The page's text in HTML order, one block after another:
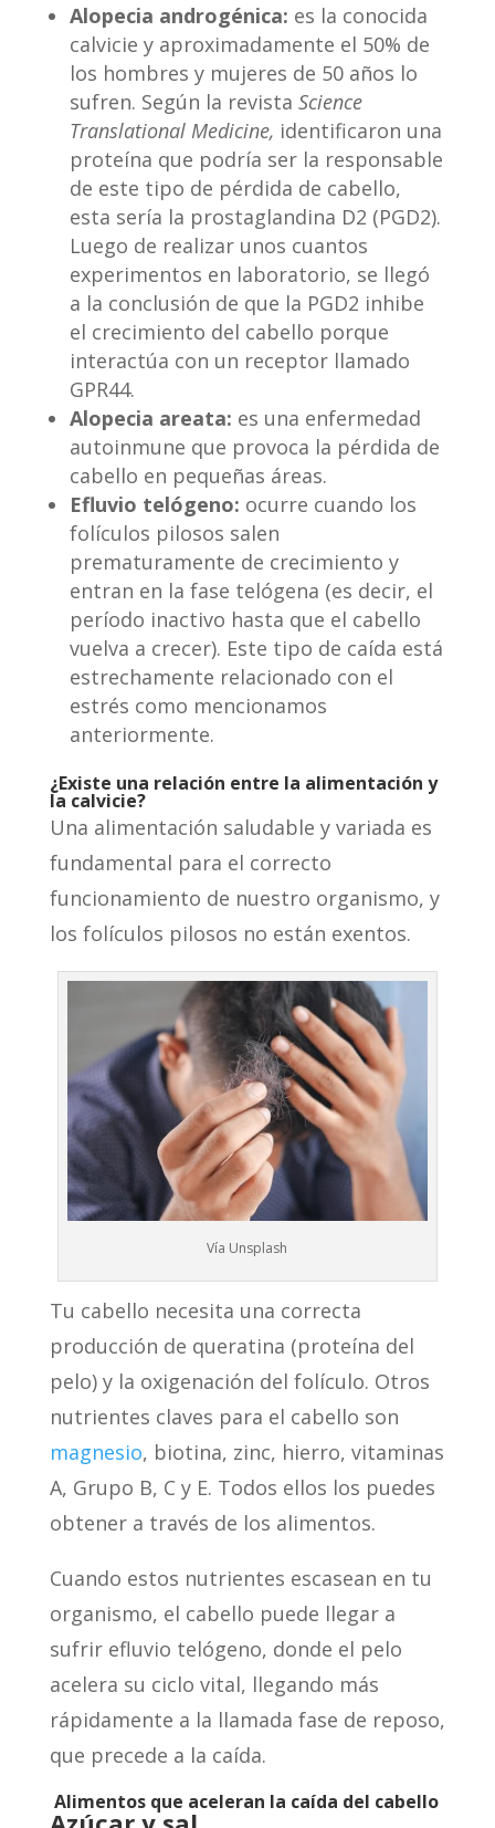
Alopecia androgénica: es la conocida
calvicie y aproximadamente el 50% de
los hombres y mujeres de 50 años lo
sufren. Según la revista Science
Translational Medicine, identificaron una
proteína que podría ser la responsable
de este tipo de pérdida de cabello,
esta sería la prostaglandina D2 (PGD2).
Luego de realizar unos cuantos
experimentos en laboratorio, se llegó
a la conclusión de que la PGD2 inhibe
el crecimiento del cabello porque
interactúa con un receptor llamado
GPR44.
Alopecia areata: es una enfermedad
autoinmune que provoca la pérdida de
cabello en pequeñas áreas.
Efluvio telógeno: ocurre cuando los
folículos pilosos salen
prematuramente de crecimiento y
entran en la fase telógena (es decir, el
período inactivo hasta que el cabello
vuelva a crecer). Este tipo de caída está
estrechamente relacionado con el
estrés como mencionamos
anteriormente.
¿Existe una relación entre la alimentación y
la calvicie?
Una alimentación saludable y variada es
fundamental para el correcto
funcionamiento de nuestro organismo, y
los folículos pilosos no están exentos.
Vía Unsplash
Tu cabello necesita una correcta
producción de queratina (proteína del
pelo) y la oxigenación del folículo. Otros
nutrientes claves para el cabello son
magnesio, biotina, zinc, hierro, vitaminas
A, Grupo B, C y E. Todos ellos los puedes
obtener a través de los alimentos.
Cuando estos nutrientes escasean en tu
organismo, el cabello puede llegar a
sufrir efluvio telógeno, donde el pelo
acelera su ciclo vital, llegando más
rápidamente a la llamada fase de reposo,
que precede a la caída.
Alimentos que aceleran la caída del cabello